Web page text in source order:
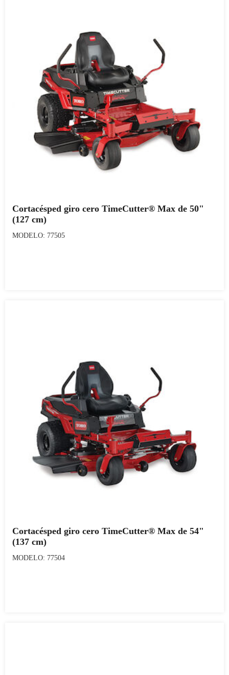
Cortacésped giro cero TimeCutter® Max de 50"
(127 cm)
MODELO: 77505
Cortacésped giro cero TimeCutter® Max de 54"
(137 cm)
MODELO: 77504